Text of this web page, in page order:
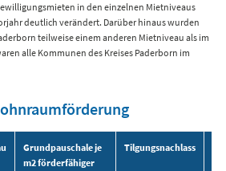
in den einzelnen Mietniveaus
deutlich verändert. Darüber hinaus wurden
teilweise einem anderen Mietniveau als im
alle Kommunen des Kreises Paderborn im
Grundpauschale je
m2 förderfähiger
Tilgungsnachlass